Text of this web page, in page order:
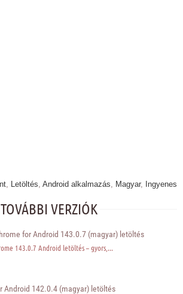
Letöltés Android alkalmazás Magyar, Ingyenes
TOVÁBBI VERZIÓK
for Android 143.0.7 (magyar) letöltés
143.0.7 Android letöltés – gyors,...
Android 142.0.4 (magyar) letöltés